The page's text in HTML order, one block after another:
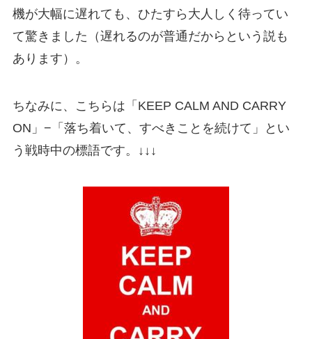
機が大幅に遅れても、ひたすら大人しく待ってい
て驚きました（遅れるのが普通だからという説も
あります）。
ちなみに、こちらは 「KEEP CALM AND CARRY
ON」 −「落ち着いて、すべきことを続けて」とい
う戦時中の標語です。↓↓↓